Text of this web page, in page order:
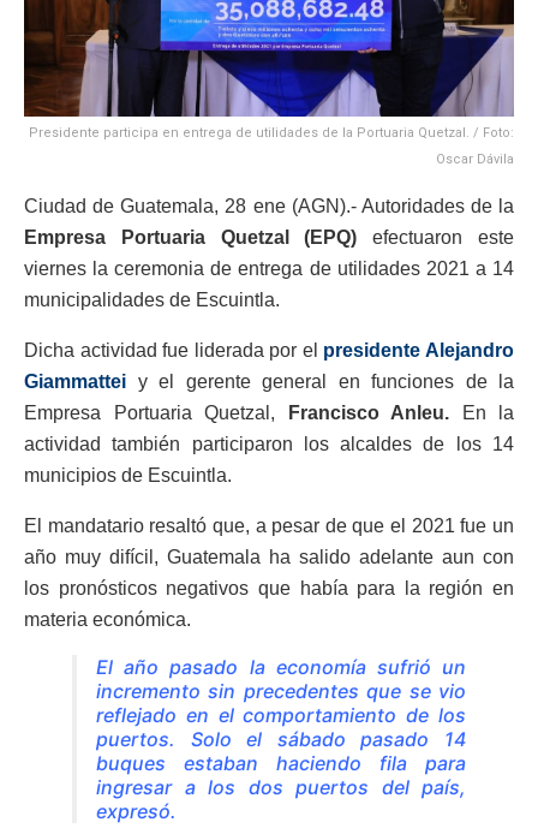
Presidente participa en entrega de utilidades de la Portuaria Quetzal. / Foto:
Oscar Dávila
Ciudad de Guatemala, 28 ene (AGN).- Autoridades de la
Empresa Portuaria Quetzal (EPQ) efectuaron este
viernes la ceremonia de entrega de utilidades 2021 a 14
municipalidades de Escuintla.
Dicha actividad fue liderada por el presidente Alejandro
Giammattei y el gerente general en funciones de la
Empresa Portuaria Quetzal, Francisco Anleu.
En la
actividad también participaron los alcaldes de los 14
municipios de Escuintla.
El mandatario resaltó que, a pesar de que el 2021 fue un
año muy difícil, Guatemala ha salido adelante aun con
los pronósticos negativos que había para la región en
materia económica.
El año pasado la economía sufrió un
incremento sin precedentes que se vio
reflejado en el comportamiento de los
puertos. Solo el sábado pasado 14
buques estaban haciendo fila para
ingresar a los dos puertos del país,
expresó.